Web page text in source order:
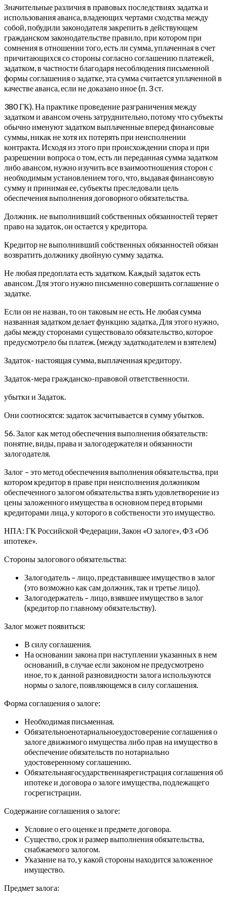
Значительные различия в правовых последствиях задатка и
использования аванса, владеющих чертами сходства между
собой, побудили законодателя закрепить в действующем
гражданском законодательстве правило, при котором при
сомнения в отношении того, есть ли сумма, уплаченная в счет
причитающихся со стороны согласно соглашению платежей,
задатком, в частности благодаря несоблюдения письменной
формы соглашения о задатке, эта сумма считается уплаченной в
качестве аванса, если не доказано иное (п. 3 ст.
380 ГК). На практике проведение разграничения между
задатком и авансом очень затруднительно, потому что субъекты
обычно именуют задатком выплаченные вперед финансовые
суммы, никак не хотя их потерять при неисполнении
контракта. Исходя из этого при происхождении спора и при
разрешении вопроса о том, есть ли переданная сумма задатком
либо авансом, нужно изучить все взаимоотношения сторон с
необходимым установлением того, что, выдавая финансовую
сумму и принимая ее, субъекты преследовали цель
обеспечения выполнения договорного обязательства.
Должник. не выполнивший собственных обязанностей теряет
право на задаток, он остается у кредитора.
Кредитор не выполнивший собственных обязанностей обязан
возвратить должнику двойную сумму задатка.
Не любая предоплата есть задатком. Каждый задаток есть
авансом. Для этого нужно письменно совершить соглашение о
задатке.
Если он не назван, то он таковым не есть. Не любая сумма
названная задатком делает функцию задатка, Для этого нужно,
дабы между сторонами существовало обязательство, которое
предусмотрело бы платеж. (между задаткодателем и взятелем)
Задаток- настоящая сумма, выплаченная кредитору.
Задаток-мера гражданско-правовой ответственности.
убытки и Задаток.
Они соотносятся: задаток засчитывается в сумму убытков.
56. Залог как метод обеспечения выполнения обязательств:
понятие, виды, права и залогодержателя и обязанности
залогодателя.
Залог – это метод обеспечения выполнения обязательства, при
котором кредитор в праве при неисполнения должником
обеспеченного залогом обязательства взять удовлетворение из
цены заложенного имущества в основном перед вторыми
кредиторами лица, у которого в собствености это имущество.
НПА: ГК Российской Федерации, Закон «О залоге», ФЗ «Об
ипотеке».
Стороны залогового обязательства:
Залогодатель – лицо, представившее имущество в залог
(это возможно как сам должник, так и третье лицо).
Залогодержатель – лицо, взявшее имущество в залог
(кредитор по главному обязательству).
Залог может появиться:
В силу соглашения.
На основании закона при наступлении указанных в нем
оснований, в случае если законом не предусмотрено
иное, то к данной разновидности залога используются
нормы о залоге, появляющемся в силу соглашения.
Форма соглашения о залоге:
Необходимая письменная.
Обязательноенотариальноеудостоверение соглашения о
залоге движимого имущества либо прав на имущество в
обеспечение обязательств по нотариально
удостоверенному соглашению.
Обязательнаягосударственнаярегистрация соглашения об
ипотеке и договора о залоге имущества, подлежащего
госрегистрации.
Содержание соглашения о залоге:
Условие о его оценке и предмете договора.
Существо, срок и размер выполнения обязательства,
снабжаемого залогом.
Указание на то, у какой стороны находится заложенное
имущество.
Предмет залога: